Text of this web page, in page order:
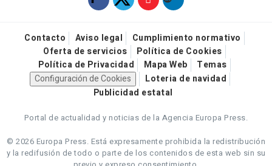
Contacto Aviso legal
Cumplimiento normativo
Oferta de servicios
Política de Cookies
Política de Privacidad
Mapa Web
Temas
Configuración de Cookies
Loteria de navidad
Publicidad estatal
Portal de actualidad y noticias de la Agencia Europa Press.
© 2026 Europa Press. Está expresamente prohibida la redistribución
y la redifusión de todo o parte de los contenidos de esta web sin su